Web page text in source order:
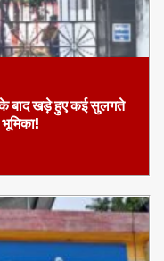
के बाद खड़े हुए कई सुलगते